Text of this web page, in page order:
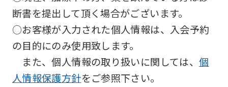
断書を提出して頂く場合がございます。
○お客様が入力された個人情報は、入会予約
の目的にのみ使用致します。
また、個人情報の取り扱いに関しては、個
人情報保護方針をご参照下さい。
Japanese
version
of
this
website